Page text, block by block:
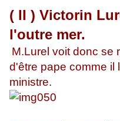
( II ) Victorin
l'outre mer.
M.Lurel voit donc se
d'être pape comme il
ministre.